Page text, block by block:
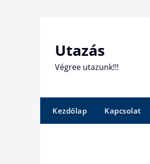
Utazás
Végree utazunk!!!
Kezdőlap Kapcsolat